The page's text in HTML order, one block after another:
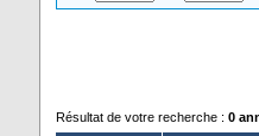
Résultat de votre recherche : 0